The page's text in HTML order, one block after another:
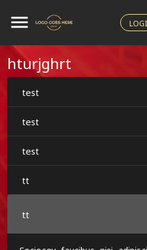
hturjghrt
test
test
test
tt
tt